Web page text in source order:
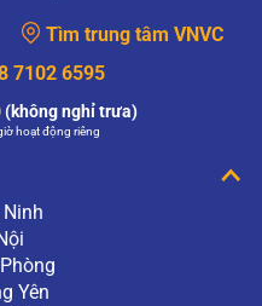
Tìm trung tâm VNVC
7102 6595
(không nghỉ trưa)
hoạt động riêng
Ninh
Yên